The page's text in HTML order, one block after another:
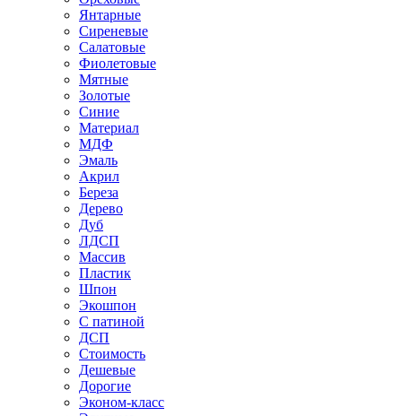
Янтарные
Сиреневые
Салатовые
Фиолетовые
Мятные
Золотые
Синие
Материал
МДФ
Эмаль
Акрил
Береза
Дерево
Дуб
ЛДСП
Массив
Пластик
Шпон
Экошпон
С патиной
ДСП
Стоимость
Дешевые
Дорогие
Эконом-класс